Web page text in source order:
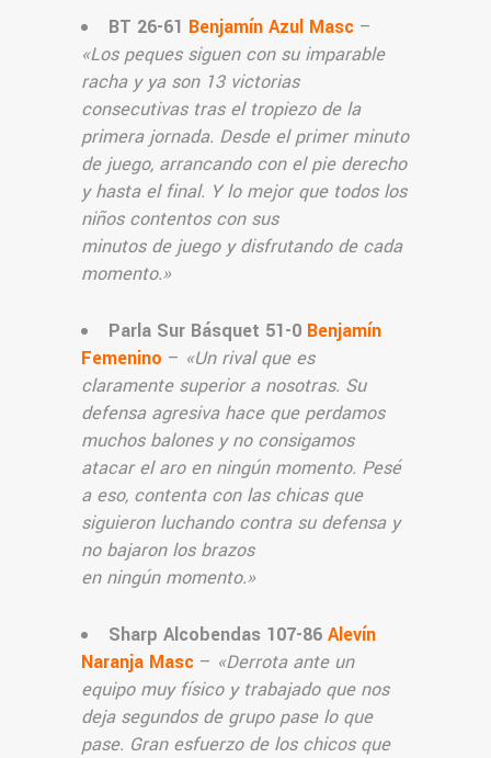
BT 26-61 Benjamín Azul Masc –
«Los peques siguen con su imparable
racha y ya son 13 victorias
consecutivas tras el tropiezo de la
primera jornada. Desde el primer minuto
de juego, arrancando con el pie derecho
y hasta el final. Y lo mejor que todos los
niños contentos con sus
minutos de juegoy disfrutando de cada
momento.»
Parla Sur Básquet 51-0 Benjamín
Femenino – «Un rival que es
claramente superior a nosotras. Su
defensa agresiva hace que perdamos
muchos balones y no consigamos
atacar el aro en ningún momento. Pesé
a eso, contenta con las chicas que
siguieron luchando contra su defensa y
no bajaron los brazos
en ningún momento.»
Sharp Alcobendas 107-86 Alevín
Naranja Masc – «Derrota ante un
equipo muy físico y trabajado que nos
deja segundos de grupo pase lo que
pase. Gran esfuerzo de los chicos que